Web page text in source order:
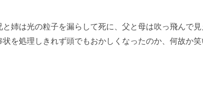
姉は光の粒子を漏らして死に、父と母は吹っ飛んで
状を処理しきれず頭でもおかしくなったのか、何故か笑